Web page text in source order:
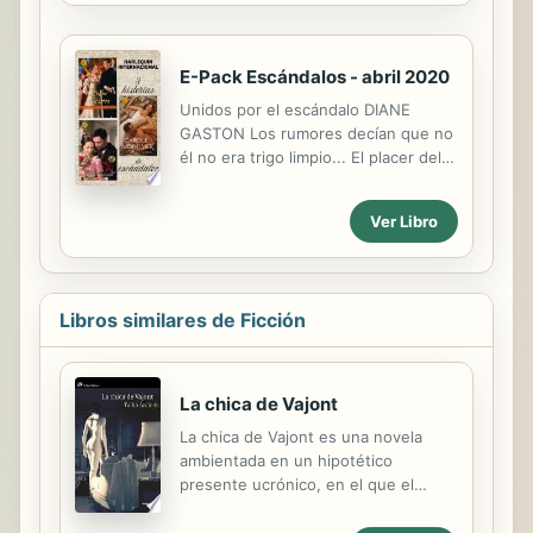
acostado...
familiares. Esta atención hacia otras
mujeres, condiciona sus tiempos,
sus actividades, su participación en
la sociedad. Los clubes proporcionan
un espacio y un tiempo que las
mismas. Comparten actividades,
vivencias, deseos y frustraciones;
cotidianidad dedicada a...
E-Pack Escándalos - abril 2020
Unidos por el escándalo DIANE
GASTON Los rumores decían que no
él no era trigo limpio... El placer del
jóvenes, bellas, viudas... y duquesas.
Tormenta de escándalo DIANE
GASTON El escándalo unió sus
destinos
Ver Libro
Libros similares de Ficción
La chica de Vajont
La chica de Vajont es una novela
ambientada en un hipotético
presente ucrónico, en el que el